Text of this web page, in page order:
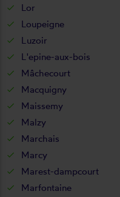
Lor
Loupeigne
Luzoir
L'epine-aux-bois
Mâchecourt
Macquigny
Maissemy
Malzy
Marchais
Marcy
Marest-dampcourt
Marfontaine